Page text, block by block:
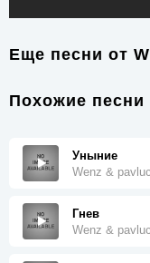
Еще песни от
Похожие песни
Уныние
Wenz &
Гнев
Wenz &